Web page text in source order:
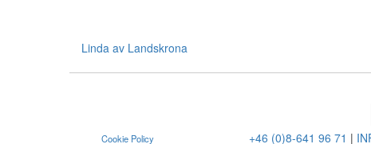
Linda av Landskrona
Cookie Policy +46 (0)8-641 96 71 |